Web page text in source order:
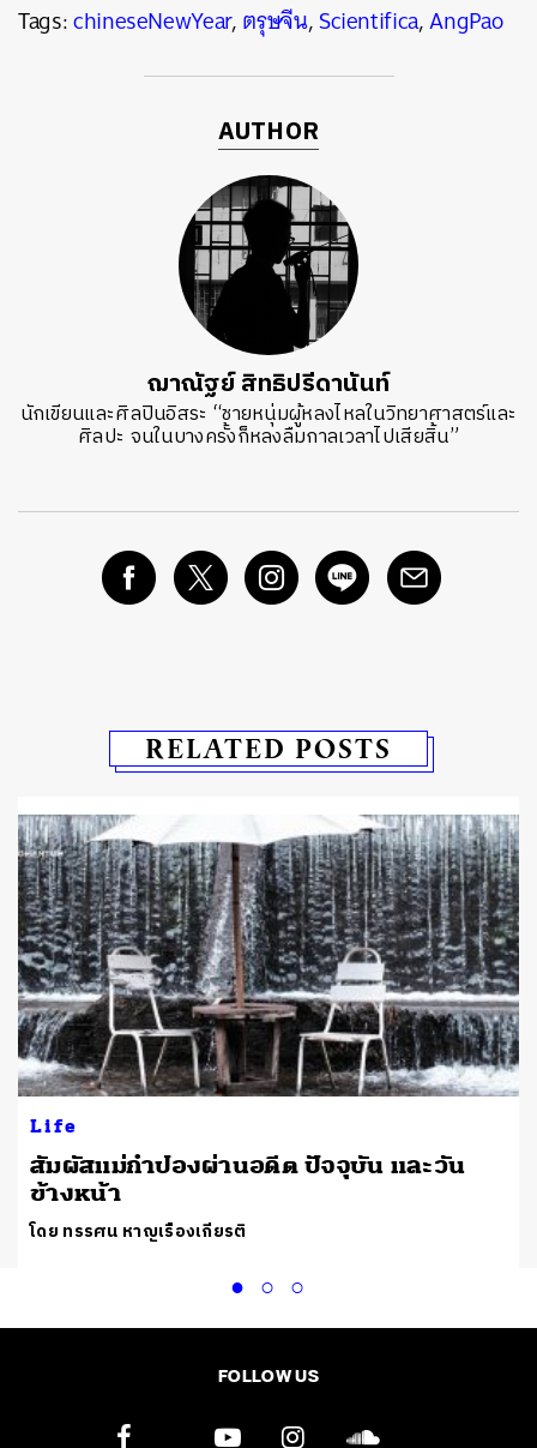
Tags:chineseNewYear,ตรุษจีน,Scientifica,AngPao
AUTHOR
ฌาณัฐย์ สิทธิปรีดานันท์
นักเขียนและศิลปินอิสระ “ชายหนุ่มผู้หลงไหลในวิทยาศาสตร์และ
ศิลปะ จนในบางครั้งก็หลงลืมกาลเวลาไปเสียสิ้น”
RELATED POSTS
Life
สัมผัสแม่กำปองผ่านอดีต ปัจจุบัน และวัน
ข้างหน้า
โดย ทรรศน หาญเรืองเกียรติ
FOLLOW US